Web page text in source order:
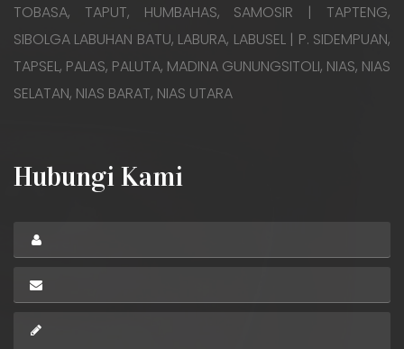
TOBASA, TAPUT, HUMBAHAS, SAMOSIR | TAPTENG,
SIBOLGA LABUHAN BATU, LABURA, LABUSEL | P. SIDEMPUAN,
TAPSEL, PALAS, PALUTA, MADINA GUNUNGSITOLI, NIAS, NIAS
SELATAN, NIAS BARAT, NIAS UTARA
Hubungi Kami